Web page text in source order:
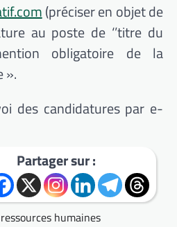
(préciser en objet de
au poste de ‘’titre du
obligatoire de la
».
des candidatures par e-
Partager sur :
ressources humaines